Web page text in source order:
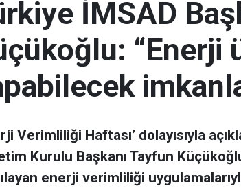
İMSAD
“Enerji
Verimliliği Haftası’ dolayısıyla
Kurulu Başkanı Tayfun
enerji verimliliği